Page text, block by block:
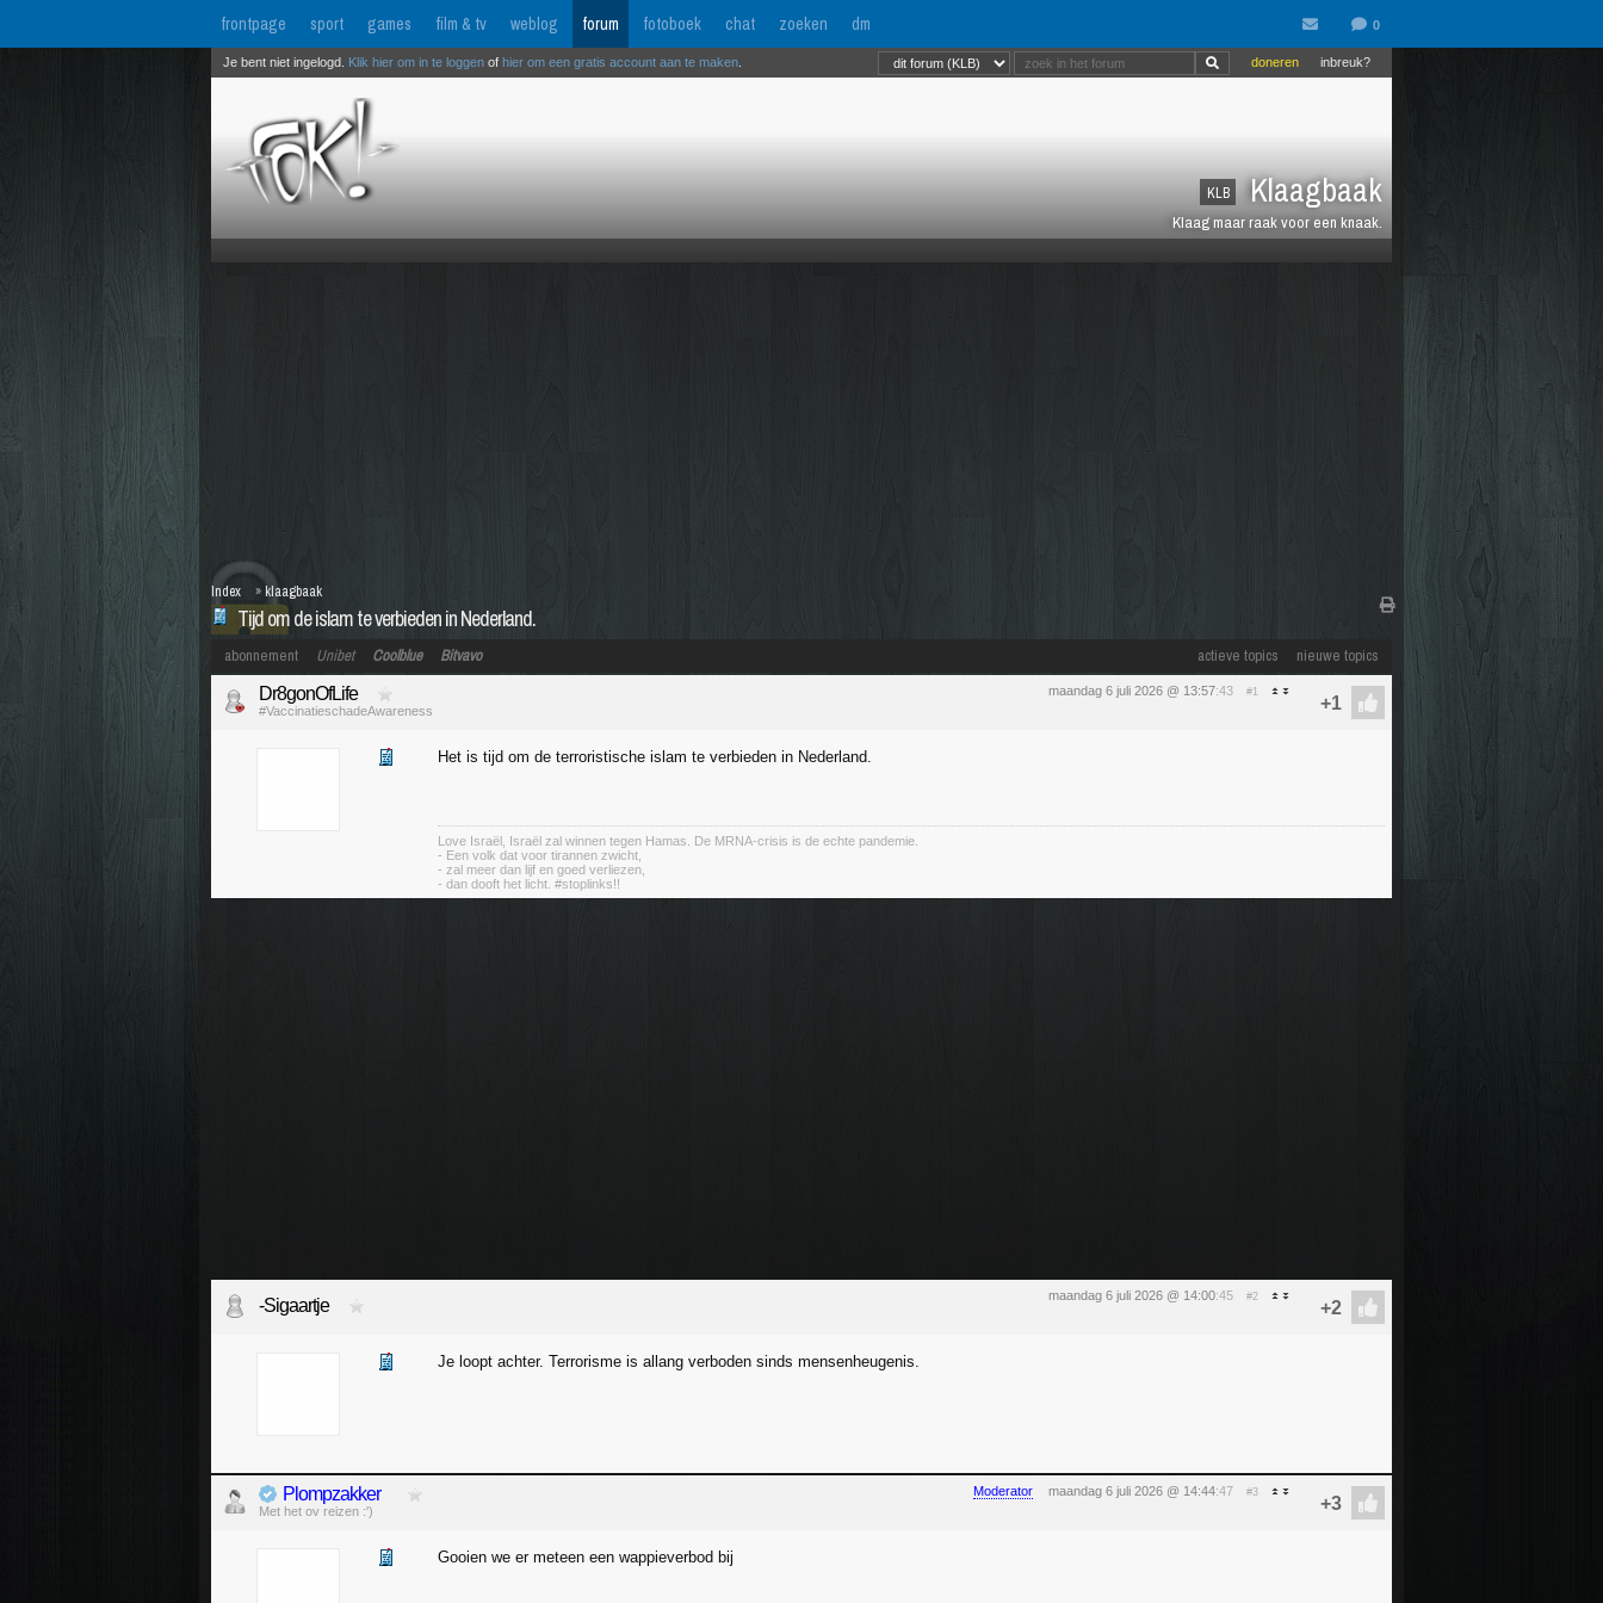
frontpage sport games film & tv weblog forum fotoboek chat zoeken dm
KLB Klaagbaak
Klaag maar raak voor een knaak.
inbreuk?
doneren
Je bent niet ingelogd. Klik hier om in te loggen of hier om een gratis account aan te maken
Tijd om de islam te verbieden in Nederland.
Index » klaagbaak
actieve topics nieuwe topics
abonnement Unibet Coolblue Bitvavo
maandag 6 juli 2026 @ 13:57:43 #1
Dr8gonOfLife
#VaccinatieschadeAwareness
Het is tijd om de terroristische islam te verbieden in Nederland.
Love Israël, Israël zal winnen tegen Hamas. De MRNA-crisis is de echte pandemie.
- Een volk dat voor tirannen zwicht,
- zal meer dan lijf en goed verliezen,
- dan dooft het licht. #stoplinks!!
maandag 6 juli 2026 @ 14:00:45 #2
-Sigaartje
Je loopt achter. Terrorisme is allang verboden sinds mensenheugenis.
Moderator maandag 6 juli 2026 @ 14:44:47 #3
Plompzakker
Met het ov reizen :')
Gooien we er meteen een wappieverbod bij